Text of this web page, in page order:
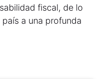
fiscal, de lo
a una profunda